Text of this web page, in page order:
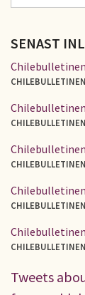
SENAST
CHILEBULLETINEN
CHILEBULLETINEN
CHILEBULLETINEN
CHILEBULLETINEN
CHILEBULLETINEN
Tweets